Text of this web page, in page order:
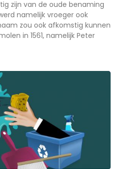
zijn van de oude benaming
namelijk vroeger ook
zou ook afkomstig kunnen
in 1561, namelijk Peter